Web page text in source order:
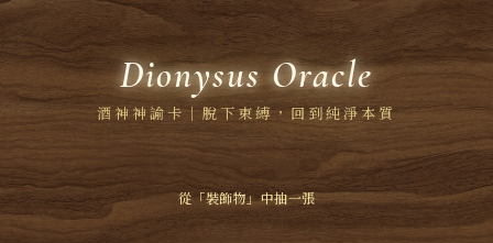
建議心態
Dionysus Oracle
酒神神諭卡｜脫下束縛，回到純淨本質
從「裝飾物」中抽一張